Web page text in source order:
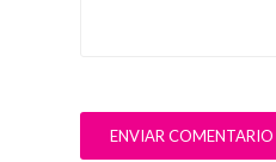
ENVIAR COMENTARIO